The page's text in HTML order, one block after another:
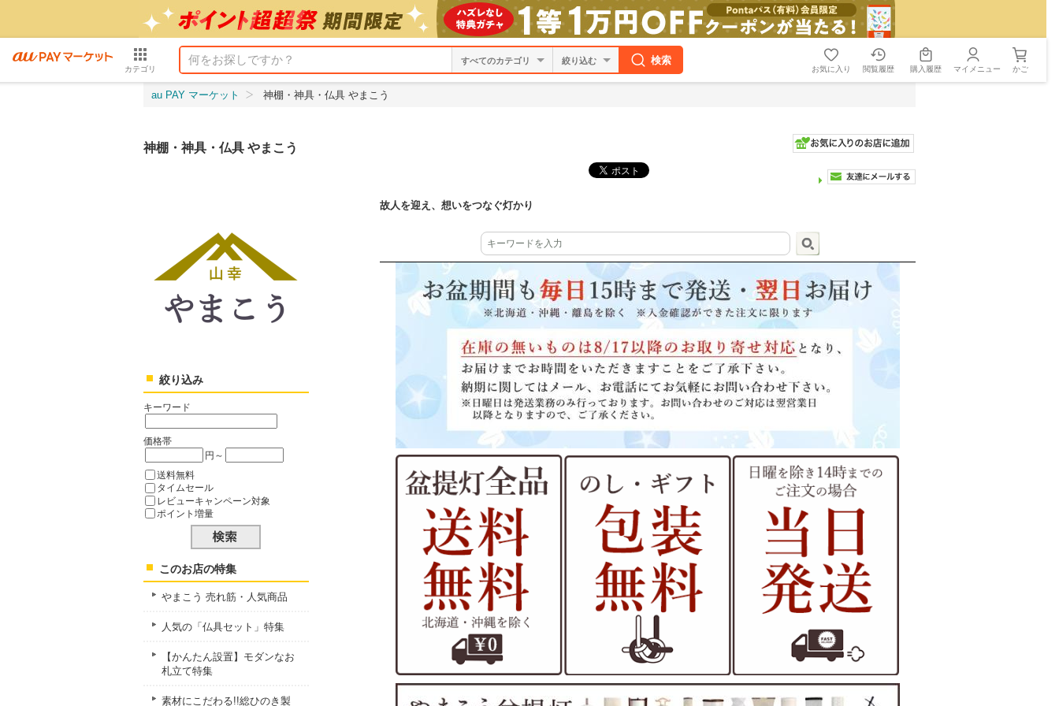
カテゴリ
絞り込む 検索
お気に入り 閲覧履歴 購入履歴 マイメニュー かご
au PAY マーケット 神棚・神具・仏具 やまこう
神棚・神具・仏具 やまこう
故人を迎え、想いをつなぐ灯かり
絞り込み
キーワード
価格帯
円～
送料無料
タイムセール
レビューキャンペーン対象
ポイント増量
このお店の特集
やまこう 売れ筋・人気商品
人気の「仏具セット」特集
【かんたん設置】モダンなお
札立て特集
素材にこだわる!!総ひのき製